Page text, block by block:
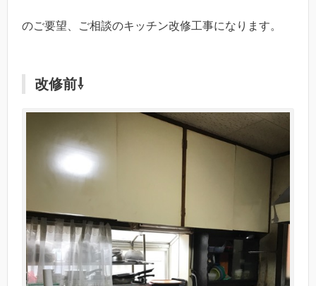
のご要望、ご相談のキッチン改修工事になります。
改修前⇩